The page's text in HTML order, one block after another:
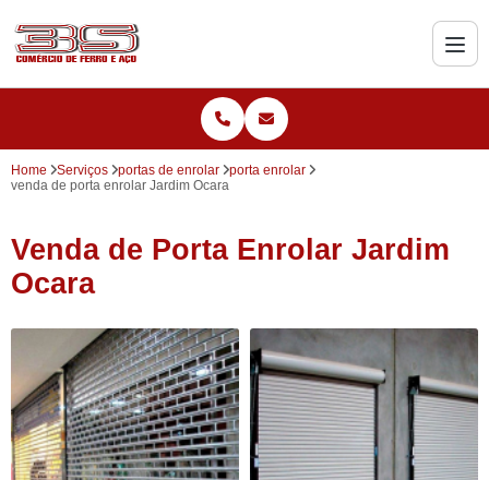
Home Serviços portas de enrolar
porta enrolar
venda de porta enrolar Jardim Ocara
Venda de Porta Enrolar Jardim
Ocara